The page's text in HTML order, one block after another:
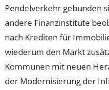
Pendelverkehr gebunden
andere Finanzinstitute
nach Krediten für
wiederum den Markt
Kommunen mit neuen
der Modernisierung der